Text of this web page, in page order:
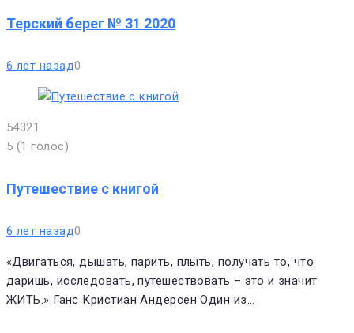
Терский берег № 31 2020
6 лет назад0
54321
5 (1 голос)
Путешествие с книгой
6 лет назад0
«Двигаться, дышать, парить, плыть, получать то, что
даришь, исследовать, путешествовать – это и значит
ЖИТЬ.» Ганс Кристиан Андерсен Один из…